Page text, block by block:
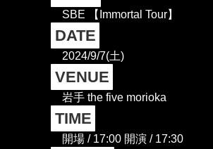
SBE 【Immortal Tour】
DATE
2024/9/7(土)
VENUE
岩手 the five morioka
TIME
開場 / 17:00 開演 / 17:30